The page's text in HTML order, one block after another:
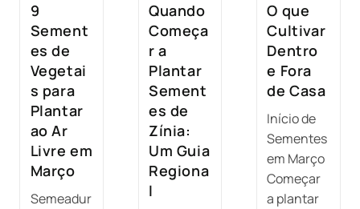
9
Sement
es de
Vegetai
s para
Plantar
ao Ar
Livre em
Março
Semeadur
Quando
Começa
r a
Plantar
Sement
es de
Zínia:
Um Guia
Regiona
l
O que
Cultivar
Dentro
e Fora
de Casa
Início de
Sementes
em Março
Começar
a plantar